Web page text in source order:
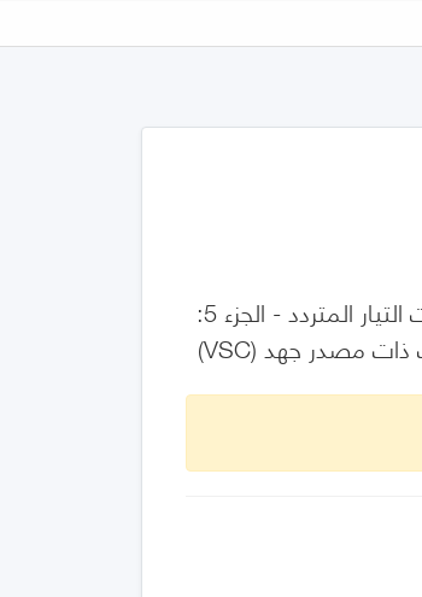
أنظمة التيار المستمر عالي الجهد (HVDC) - إرشادات لمواصفات وتقييم تصميم مرشحات التيار المتردد - الجزء 5: